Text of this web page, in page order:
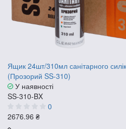
Ящик 24шт/310мл санітарного
(Прозорий SS-310)
У наявності
SS-310-BX
0
2676.96 ₴